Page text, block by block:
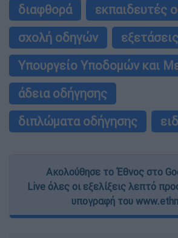
διαφθορά
εκπαιδευτές
σχολή οδηγών
Υπουργείο Υποδομών και
άδεια οδήγησης
διπλώματα οδήγησης
Ακολούθησε το Έθνος στο
Live όλες οι εξελίξεις λεπτό
υπογραφή του